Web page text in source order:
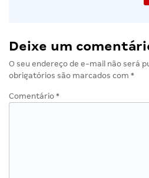
Deixe um
O seu endereço de e-mail não será
obrigatórios são marcados com *
Comentário *